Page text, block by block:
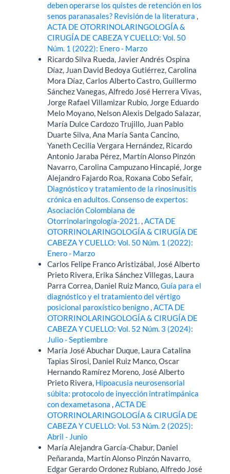
deben operarse los quistes de retención en los
senos paranasales? Revisión de la literatura,
ACTA DE OTORRINOLARINGOLOGÍA &
CIRUGÍA DE CABEZA Y CUELLO: Vol. 50
Núm. 1 (2022): Enero - Marzo
Ricardo Silva Rueda, Javier Andrés Ospina
Díaz, Juan David Bedoya Gutiérrez, Carolina
Mora Díaz, Carlos Alberto Castro, Guillermo
Sánchez Vanegas, Alfredo José Herrera Vivas,
Jorge Rafael Villamizar Rubio, Jorge Eduardo
Melo Moyano, Nelson Alexis Delgado Salazar,
María Dulce Cardozo Trujillo, Juan Pablo
Duarte Silva, Ana María Santa Cancino,
Yaneth Cecilia Vergara Hernández, Ricardo
Antonio Jaraba Pérez, Martín Alonso Pinzón
Navarro, Carolina Campuzano Hincapié, Jorge
Alejandro Fajardo Roa, Roxana Cobo Sefair,
Diagnóstico y tratamiento de la rinosinusitis
crónica en adultos. Consenso de expertos:
Asociación Colombiana de
Otorrinolaringología-2021.,ACTA DE
OTORRINOLARINGOLOGÍA & CIRUGÍA DE
CABEZA Y CUELLO: Vol. 50 Núm. 1 (2022):
Enero - Marzo
Carlos Felipe Franco Aristizábal, José Alberto
Prieto Rivera, Erika Sánchez Villegas, Laura
Parra Correa, Daniel Ruiz Manco,Guía para el
diagnóstico y el tratamiento del vértigo
posicional paroxístico benigno,ACTA DE
OTORRINOLARINGOLOGÍA & CIRUGÍA DE
CABEZA Y CUELLO: Vol. 52 Núm. 3 (2024):
Julio - Septiembre
María José Abuchar Duque, Laura Catalina
Tapias Sirosi, Daniel Ruiz Manco, Oscar
Hernando Ramírez Moreno, José Alberto
Prieto Rivera, Hipoacusia neurosensorial
súbita: protocolo de inyección intratimpánica
con dexametasona,ACTA DE
OTORRINOLARINGOLOGÍA & CIRUGÍA DE
CABEZA Y CUELLO: Vol. 53 Núm. 2 (2025):
Abril - Junio
María Alejandra García-Chabur, Daniel
Peñaranda, Martín Alonso Pinzón Navarro,
Edgar Gerardo Ordonez Rubiano, Alfredo José